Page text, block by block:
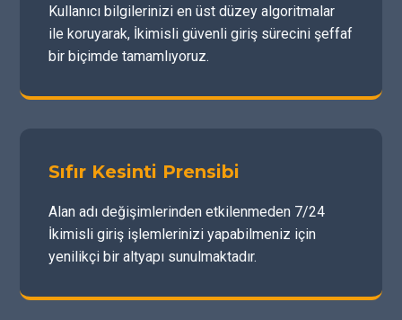
Kullanıcı bilgilerinizi en üst düzey algoritmalar
ile koruyarak, İkimisli güvenli giriş sürecini şeffaf
bir biçimde tamamlıyoruz.
Sıfır Kesinti Prensibi
Alan adı değişimlerinden etkilenmeden 7/24
İkimisli giriş işlemlerinizi yapabilmeniz için
yenilikçi bir altyapı sunulmaktadır.